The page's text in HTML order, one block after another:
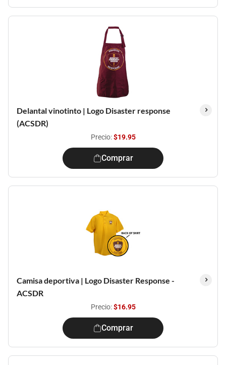
Delantal vinotinto | Logo Disaster response
(ACSDR)
Precio:$19.95
Comprar
Camisa deportiva | Logo Disaster Response -
ACSDR
Precio:$16.95
Comprar